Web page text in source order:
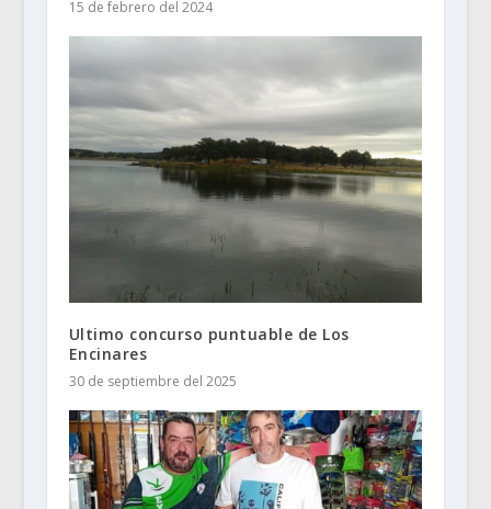
15 de febrero del 2024
Ultimo concurso puntuable de Los
Encinares
30 de septiembre del 2025